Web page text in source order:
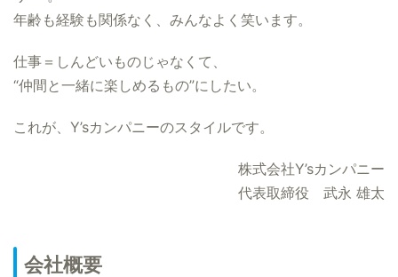
年齢も経験も関係なく、みんなよく笑います。
仕事＝しんどいものじゃなくて、
“仲間と一緒に楽しめるもの”にしたい。
これが、Y’sカンパニーのスタイルです。
株式会社Y’sカンパニー
代表取締役 武永 雄太
会社概要